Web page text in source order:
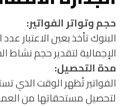
حجم وتواتر الفواتير:
البنوك تأخذ بعين الاعتبار
الإجمالية لتقدير حجم نشاط
مدة التحصيل:
الفواتير تُظهر الوقت الذي
لتحصيل مستحقاتها من